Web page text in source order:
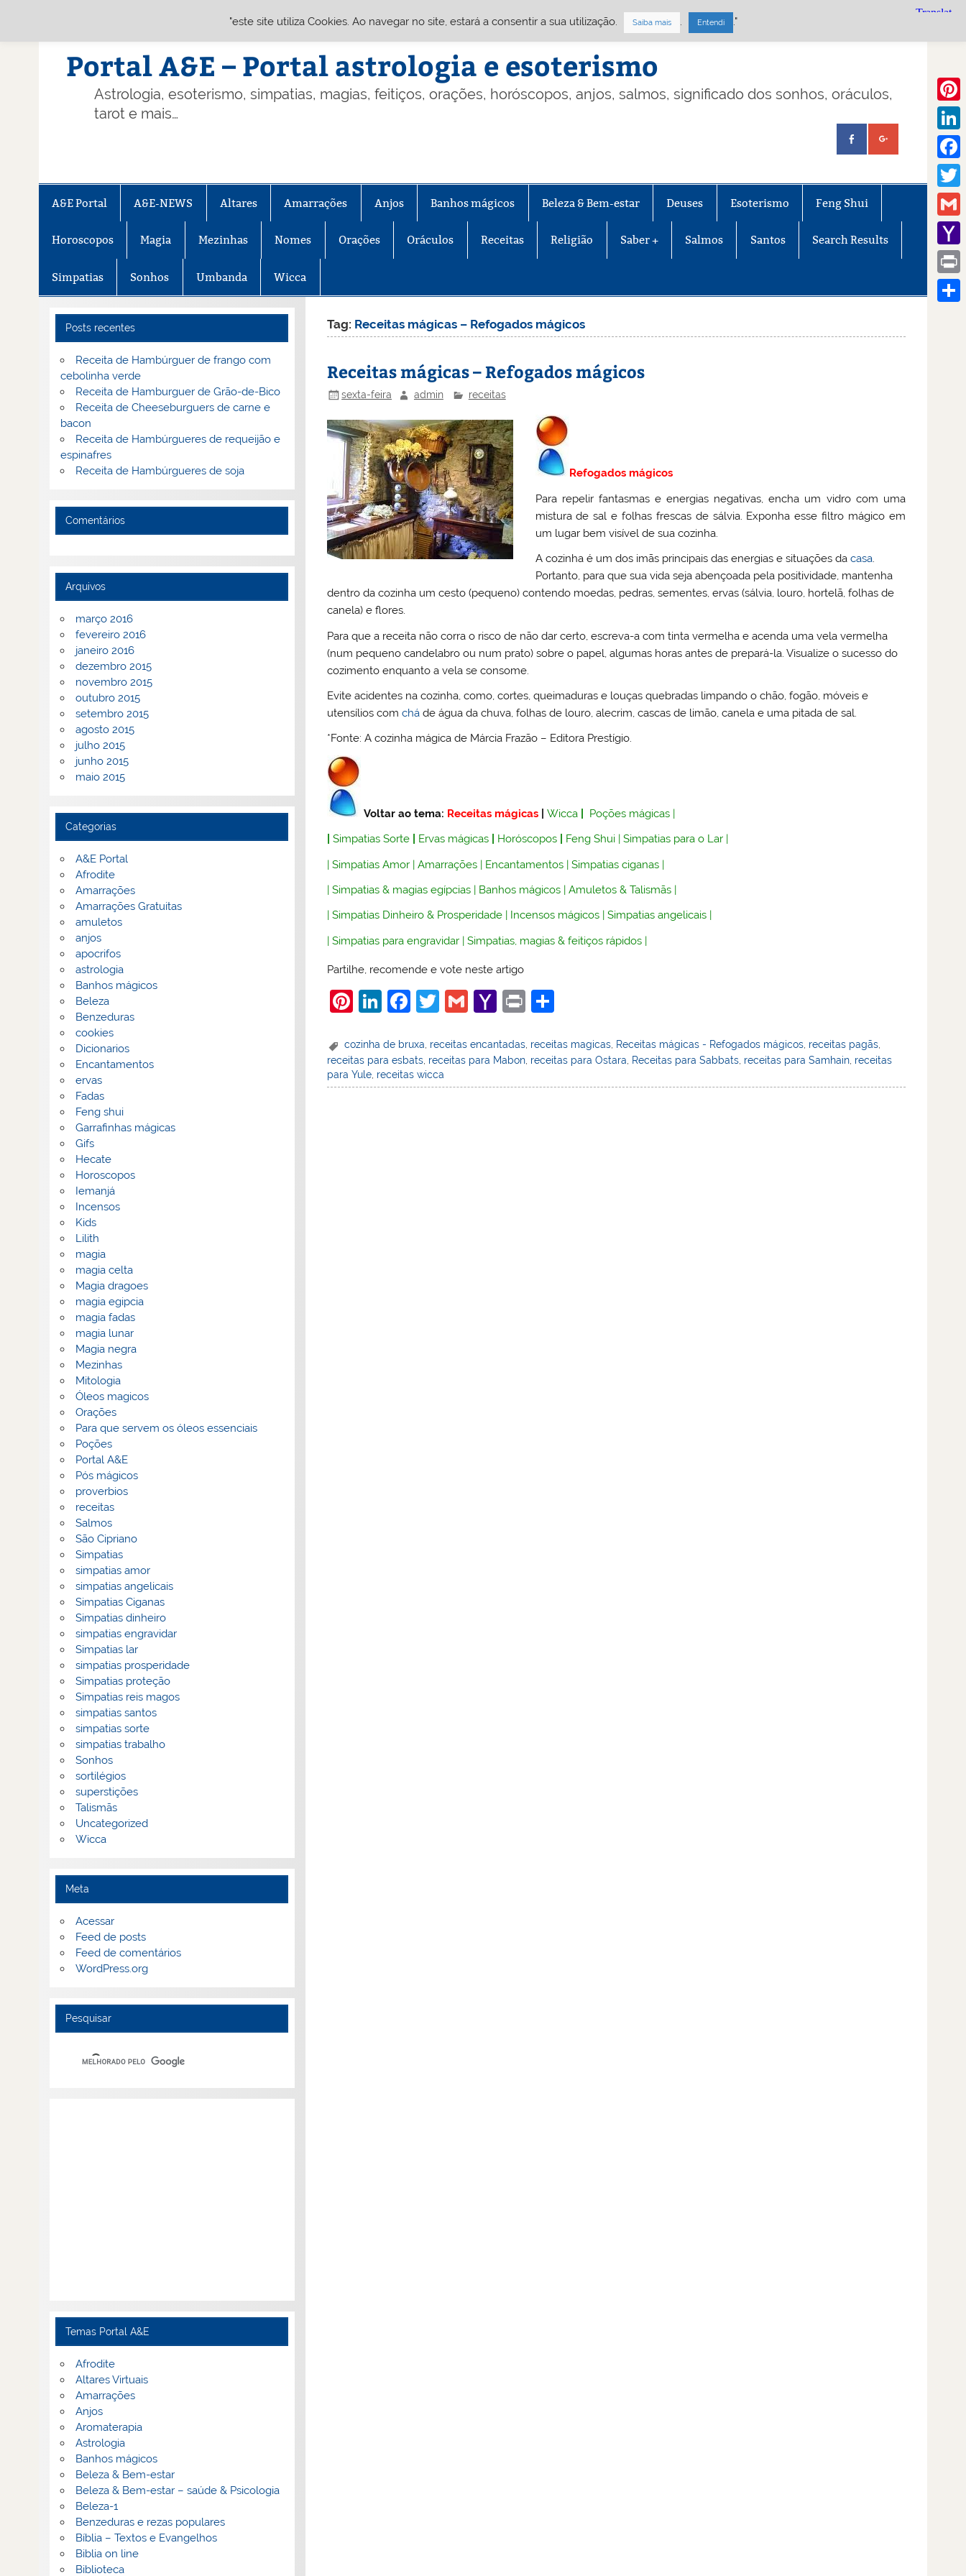
Portal A&E – Portal astrologia e esoterismo
Astrologia, esoterismo, simpatias, magias, feitiços, orações, horóscopos, anjos, salmos, significado dos sonhos, oráculos,
tarot e mais…
A&E Portal A&E-NEWS Altares Amarrações Anjos Banhos mágicos Beleza & Bem-estar Deuses Esoterismo Feng Shui
Horoscopos Magia Mezinhas Nomes Orações Oráculos Receitas Religião Saber + Salmos Santos Search Results
Simpatias Sonhos Umbanda Wicca
Tag: Receitas mágicas – Refogados mágicos
Receitas mágicas – Refogados mágicos
sexta-feira admin receitas
Refogados mágicos
Para repelir fantasmas e energias negativas, encha um vidro com uma
mistura de sal e folhas frescas de sálvia. Exponha esse filtro mágico em
um lugar bem visível de sua cozinha.
A cozinha é um dos imãs principais das energias e situações da casa.
Portanto, para que sua vida seja abençoada pela positividade, mantenha
dentro da cozinha um cesto (pequeno) contendo moedas, pedras, sementes, ervas (sálvia, louro, hortelã, folhas de
canela) e flores.
Para que a receita não corra o risco de não dar certo, escreva-a com tinta vermelha e acenda uma vela vermelha
(num pequeno candelabro ou num prato) sobre o papel, algumas horas antes de prepará-la. Visualize o sucesso do
cozimento enquanto a vela se consome.
Evite acidentes na cozinha, como, cortes, queimaduras e louças quebradas limpando o chão, fogão, móveis e
utensílios comchá de água da chuva, folhas de louro, alecrim, cascas de limão, canela e uma pitada de sal.
*Fonte: A cozinha mágica de Márcia Frazão – Editora Prestígio.
Voltar ao tema: Receitas mágicas |Wicca Poções mágicas |
|Simpatias Sorte Ervas mágicas Horóscopos Feng Shui |Simpatias para o Lar |
|Simpatias Amor |Amarrações | Encantamentos |Simpatias ciganas |
|Simpatias & magias egípcias | Banhos mágicos |Amuletos & Talismãs |
|Simpatias Dinheiro & Prosperidade Incensos mágicos |Simpatias angelicais
|Simpatias para engravidar |Simpatias, magias & feitiços rápidos |
Partilhe, recomende e vote neste artigo
Pi
er
e
st
Li
k
e
dI
F
c
e
b
T
itt
er
G
ai
l
Y
h
o
o
Pr
t
ar
e
cozinha de bruxa, receitas encantadas, receitas magicas, Receitas mágicas - Refogados mágicos, receitas pagãs,
receitas para esbats receitas para Mabon receitas para Ostara Receitas para Sabbats receitas para Samhain receitas
para Yule receitas wicca
Posts recentes
Receita de Hambúrguer de frango com
cebolinha verde
Receita de Hamburguer de Grão-de-Bico
Receita de Cheeseburguers de carne e
bacon
Receita de Hambúrgueres de requeijão e
espinafres
Receita de Hambúrgueres de soja
Comentários
Arquivos
março 2016
fevereiro 2016
janeiro 2016
dezembro 2015
novembro 2015
outubro 2015
setembro 2015
agosto 2015
julho 2015
junho 2015
maio 2015
Categorias
A&E Portal
Afrodite
Amarrações
Amarrações Gratuitas
amuletos
anjos
apocrifos
astrologia
Banhos mágicos
Beleza
Benzeduras
cookies
Dicionarios
Encantamentos
ervas
Fadas
Feng shui
Garrafinhas mágicas
Gifs
Hecate
Horoscopos
Iemanjá
Incensos
Kids
Lilith
magia
magia celta
Magia dragoes
magia egipcia
magia fadas
magia lunar
Magia negra
Mezinhas
Mitologia
Óleos magicos
Orações
Para que servem os óleos essenciais
Poções
Portal A&E
Pós mágicos
proverbios
receitas
Salmos
São Cipriano
Simpatias
simpatias amor
simpatias angelicais
Simpatias Ciganas
Simpatias dinheiro
simpatias engravidar
Simpatias lar
simpatias prosperidade
Simpatias proteção
Simpatias reis magos
simpatias santos
simpatias sorte
simpatias trabalho
Sonhos
sortilégios
superstições
Talismãs
Uncategorized
Wicca
Meta
Acessar
Feed de posts
Feed de comentários
WordPress.org
Pesquisar
Temas Portal A&E
Afrodite
Altares Virtuais
Amarrações
Anjos
Aromaterapia
Astrologia
Banhos mágicos
Beleza & Bem-estar
Beleza & Bem-estar – saúde & Psicologia
Beleza-1
Benzeduras e rezas populares
Bíblia – Textos e Evangelhos
Biblia on line
Biblioteca
Gmail
Mail
Print
"este site utiliza Cookies. Ao navegar no site, estará a consentir a sua utilização. Saiba mais . Entendi ."